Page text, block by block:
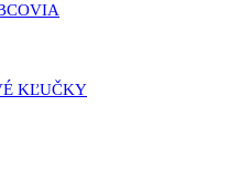
KĽUČKY